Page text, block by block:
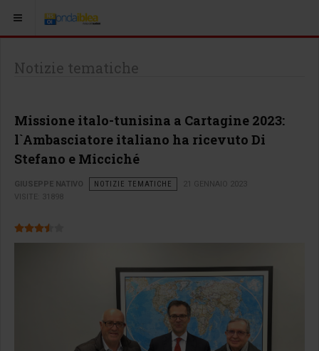
Notizie tematiche
Missione italo-tunisina a Cartagine 2023:
l`Ambasciatore italiano ha ricevuto Di
Stefano e Micciché
GIUSEPPE NATIVO NOTIZIE TEMATICHE
21 GENNAIO 2023
VISITE: 31898
Valutazione attuale: